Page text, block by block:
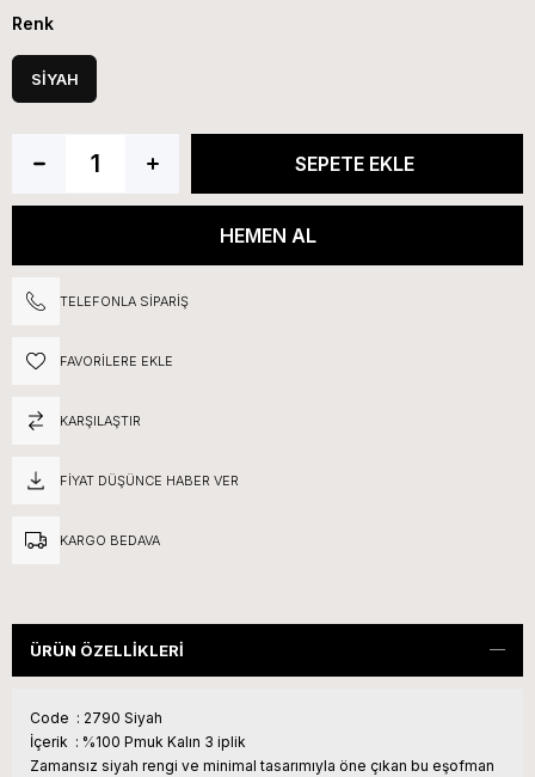
Renk
SİYAH
TELEFONLA SIPARIŞ
FAVORILERE EKLE
KARŞILAŞTIR
FIYAT DÜŞÜNCE HABER VER
KARGO BEDAVA
ÜRÜN ÖZELLIKLERI
Code : 2790 Siyah
İçerik : %100 Pmuk Kalın 3 iplik
Zamansız siyah rengi ve minimal tasarımıyla öne çıkan bu eşofman